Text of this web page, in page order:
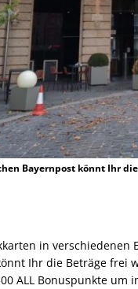
Bayernpost könnt Ihr
in
Ihr die Beträge
ALL Bonuspunkte um